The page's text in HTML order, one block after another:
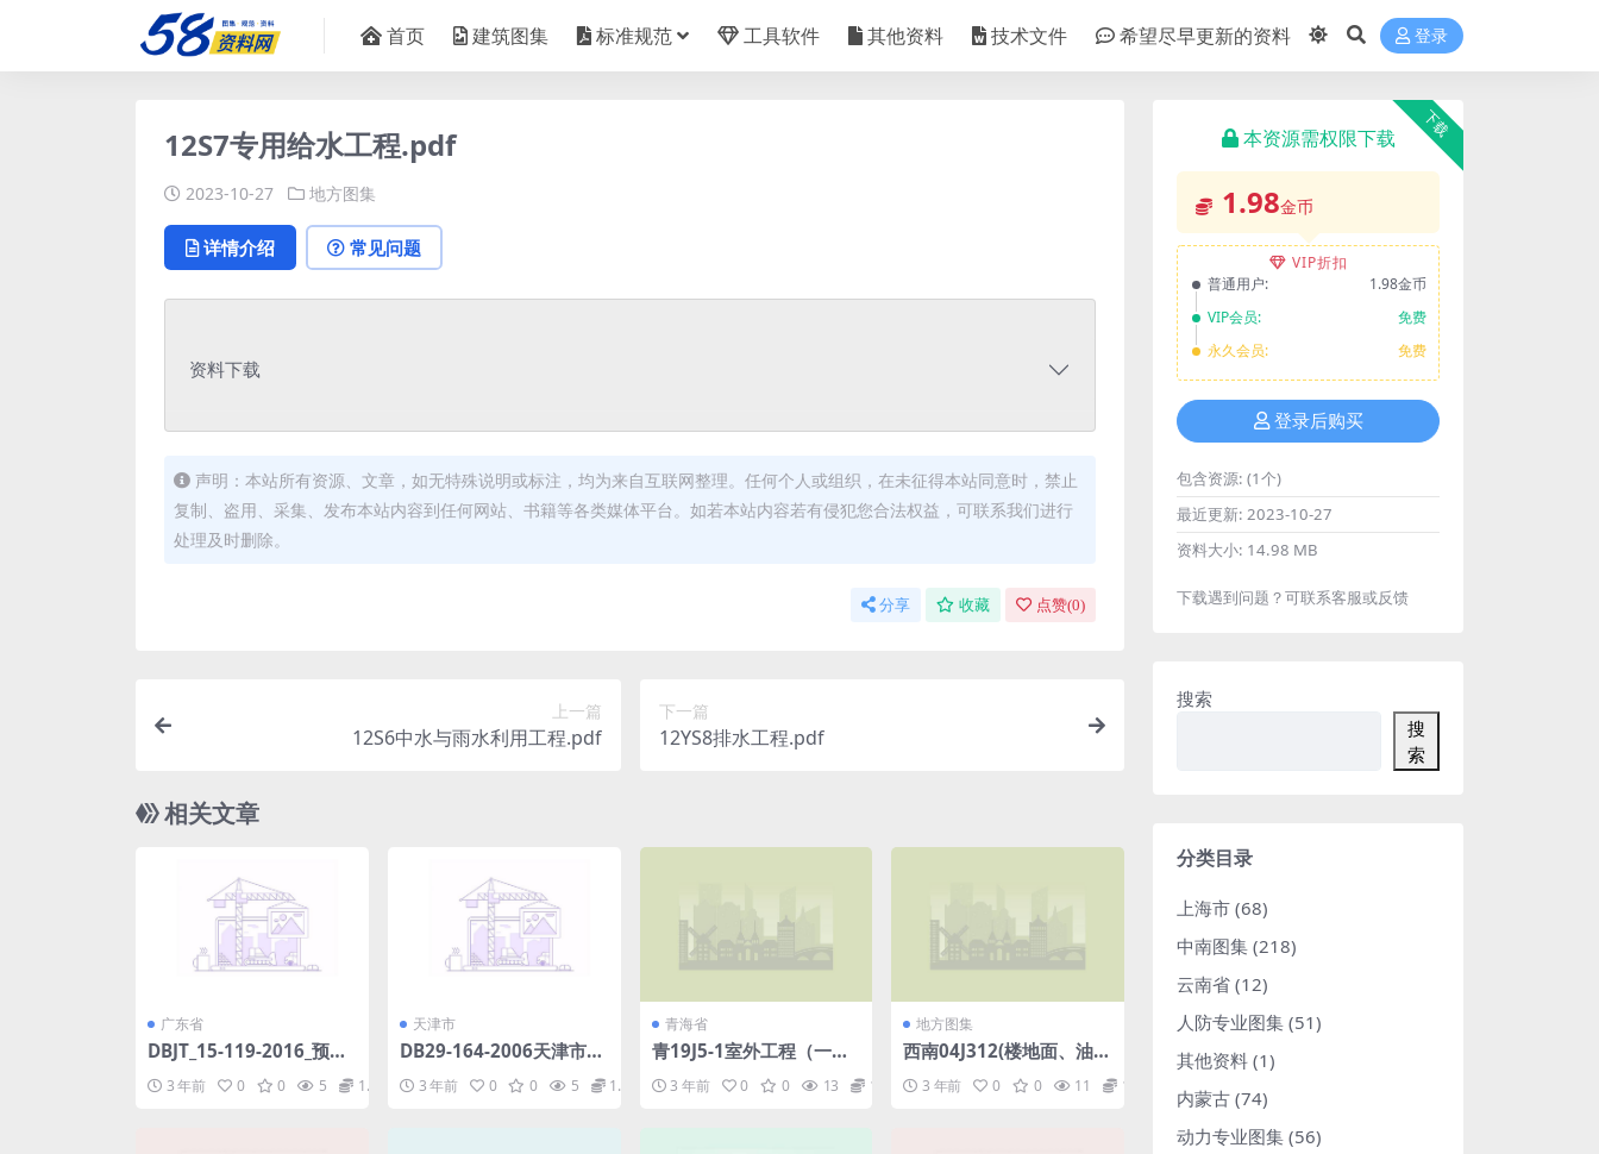
首页 建筑图集 标准规范 工具软件 其他资料 技术文件 希望尽早更新的资料 登录
12S7专用给水工程.pdf
2023-10-27 地方图集
详情介绍 常见问题
资料下载
声明：本站所有资源、文章，如无特殊说明或标注，均为来自互联网整理。任何个人或组织，在未征得本站同意时，禁止
复制、盗用、采集、发布本站内容到任何网站、书籍等各类媒体平台。如若本站内容若有侵犯您合法权益，可联系我们进行
处理及时删除。
分享 收藏 点赞(0)
上一篇
12S6中水与雨水利用工程.pdf
下一篇
12YS8排水工程.pdf
相关文章
广东省
DBJT_15-119-2016_预拌
混凝土_机制砂_应用技术
规程.pdf
3 年前 0 0 5 1.98
天津市
DB29-164-2006天津市建
筑节能门窗技术标准.pdf
3 年前 0 0 5 1.98
青海省
青19J5-1室外工程（一）.
3 年前 0 0 13 1.98
地方图集
西南04J312(楼地面、油
3 年前 0 0 11 1.98
下载
本资源需权限下载
1.98金币
VIP折扣
普通用户:
1.98金币
VIP会员:
免费
永久会员:
免费
登录后购买
包含资源: (1个)
最近更新: 2023-10-27
资料大小: 14.98 MB
下载遇到问题？可联系客服或反馈
搜索
搜
索
分类目录
上海市 (68)
中南图集 (218)
云南省 (12)
人防专业图集 (51)
其他资料 (1)
内蒙古 (74)
动力专业图集 (56)